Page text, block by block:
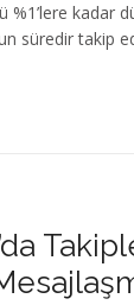
%1’lere kadar
süredir takip